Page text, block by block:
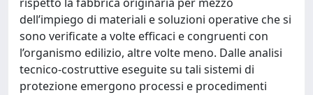
dell’impiego di materiali e soluzioni operative che si
sono verificate a volte efficaci e congruenti con
l’organismo edilizio, altre volte meno. Dalle analisi
tecnico-costruttive eseguite su tali sistemi di
protezione emergono processi e procedimenti